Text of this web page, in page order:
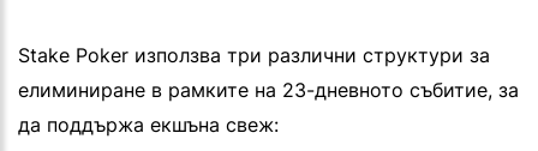
Stake Poker използва три различни структури за
елиминиране в рамките на 23-дневното събитие, за
да поддържа екшъна свеж: